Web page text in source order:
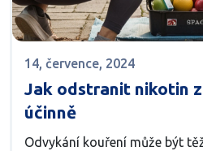
14, července, 2024
Jak odstranit nikotin
účinně
Odvykání kouření může být